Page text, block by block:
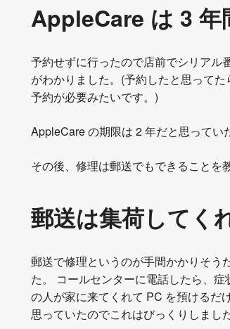
AppleCare は 3 年
予約せずに行ったので店前でシリアル
がわかりました。(予約したと思って
予約が必要みたいです。)
AppleCare の期限は 2 年だと思ってい
その後、修理は郵送でもできることを
郵送は集荷してく
郵送で修理というのが手間かかりそう
た。 コールセンターに電話したら、
の人が家に来てくれて PC を預けるだ
思っていたのでこれはびっくりしました